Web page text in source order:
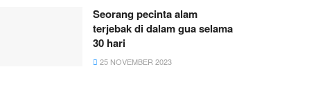
Seorang pecinta alam
terjebak di dalam gua selama
30 hari
25 NOVEMBER 2023